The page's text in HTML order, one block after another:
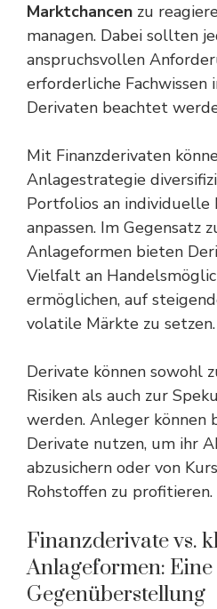
Marktchancen zu
managen. Dabei sollten
anspruchsvollen
erforderliche Fachwissen
Derivaten beachtet
Mit Finanzderivaten
Anlagestrategie
Portfolios an
anpassen. Im Gegensatz
Anlageformen bieten
Vielfalt an
ermöglichen, auf
volatile Märkte zu setzen.
Derivate können sowohl
Risiken als auch zur
werden. Anleger können
Derivate nutzen, um ihr
abzusichern oder von
Rohstoffen zu profitieren.
Finanzderivate vs.
Anlageformen: Eine
Gegenüberstellung